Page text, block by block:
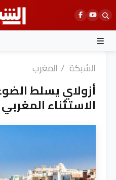
Skip
to
content
الشبكة / المغرب
أزولاي يسلط
الاستثناء